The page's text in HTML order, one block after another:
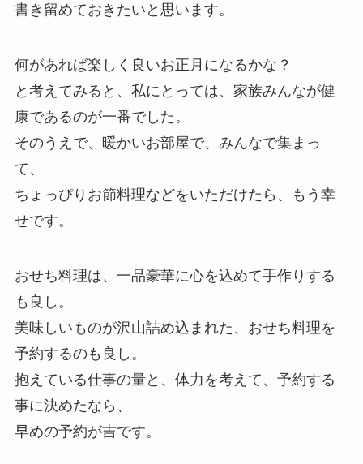
書き留めておきたいと思います。
何があれば楽しく良いお正月になるかな？
と考えてみると、私にとっては、家族みんなが健
康であるのが一番でした。
そのうえで、暖かいお部屋で、みんなで集まっ
て、
ちょっぴりお節料理などをいただけたら、もう幸
せです。
おせち料理は、一品豪華に心を込めて手作りする
も良し。
美味しいものが沢山詰め込まれた、おせち料理を
予約するのも良し。
抱えている仕事の量と、体力を考えて、予約する
事に決めたなら、
早めの予約が吉です。